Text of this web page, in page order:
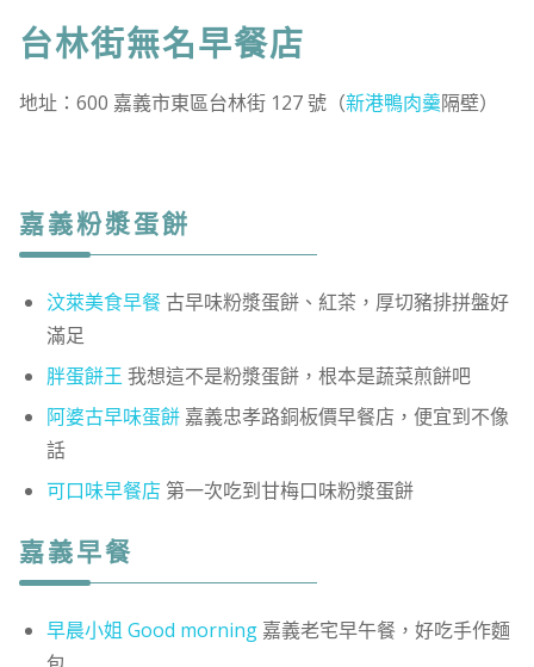
台林街無名早餐店
地址：600 嘉義市東區台林街 127 號（新港鴨肉羹隔壁）
嘉義粉漿蛋餅
汶萊美食早餐古早味粉漿蛋餅、紅茶，厚切豬排拼盤好
滿足
胖蛋餅王 我想這不是粉漿蛋餅，根本是蔬菜煎餅吧
阿婆古早味蛋餅嘉義忠孝路銅板價早餐店，便宜到不像
話
可口味早餐店第一次吃到甘梅口味粉漿蛋餅
嘉義早餐
早晨小姐 Good morning嘉義老宅早午餐，好吃手作麵